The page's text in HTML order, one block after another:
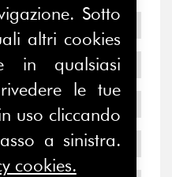
Sotto
altri cookies
in qualsiasi
le tue
uso cliccando
a sinistra.
cookies.